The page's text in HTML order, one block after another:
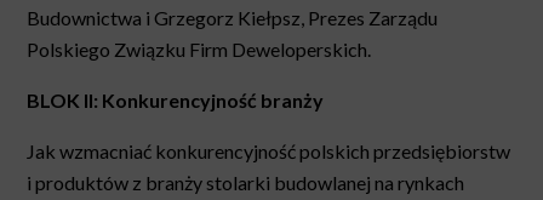
Budownictwa i Grzegorz Kiełpsz, Prezes Zarządu
Polskiego Związku Firm Deweloperskich.
BLOK II: Konkurencyjność branży
Jak wzmacniać konkurencyjność polskich przedsiębiorstw
i produktów z branży stolarki budowlanej na rynkach